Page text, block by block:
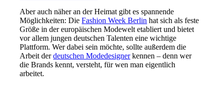
Aber auch näher an der Heimat gibt es spannende
Möglichkeiten: DieFashion Week Berlin hat sich als feste
Größe in der europäischen Modewelt etabliert und bietet
vor allem jungen deutschen Talenten eine wichtige
Plattform. Wer dabei sein möchte, sollte außerdem die
Arbeit derdeutschen Modedesignerkennen – denn wer
die Brands kennt, versteht, für wen man eigentlich
arbeitet.